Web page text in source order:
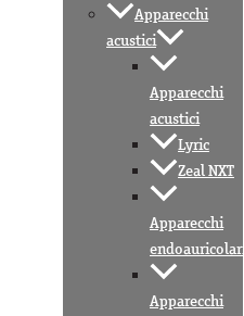
Apparecchi
acustici
Apparecchi
acustici
Lyric
Zeal NXT
Apparecchi
endoauricolari
Apparecchi